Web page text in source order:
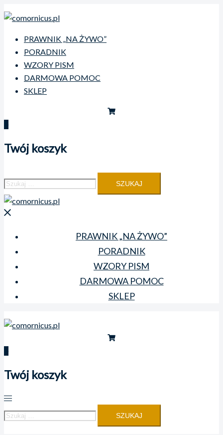
Przejdź
do
PRAWNIK „NA ŻYWO”
PORADNIK
WZORY PISM
DARMOWA POMOC
SKLEP
Twój koszyk
Szukaj:
Zamknij
PRAWNIK „NA ŻYWO”
PORADNIK
WZORY PISM
DARMOWA POMOC
SKLEP
Twój koszyk
Przełącz
menu
Szukaj: